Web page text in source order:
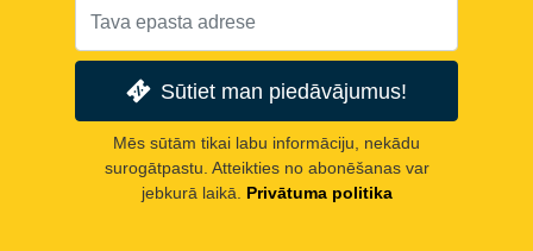
Sūtiet man piedāvājumus!
Mēs sūtām tikai labu informāciju, nekādu
surogātpastu. Atteikties no abonēšanas var
jebkurā laikā. Privātuma politika